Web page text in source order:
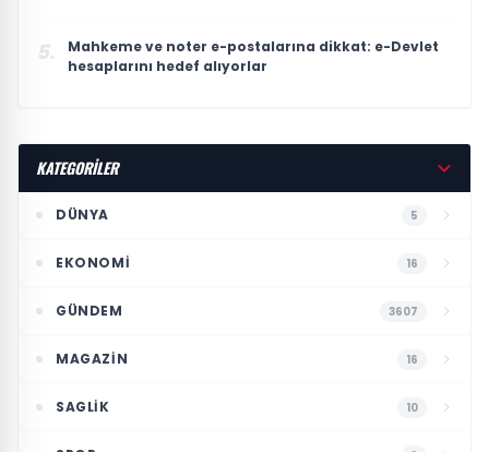
5.
Mahkeme ve noter e-postalarına dikkat: e-Devlet
hesaplarını hedef alıyorlar
KATEGORİLER
DÜNYA 5
EKONOMI 16
GÜNDEM 3607
MAGAZIN 16
SAGLIK 10